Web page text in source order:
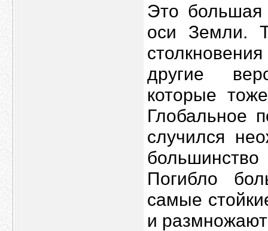
Это большая
оси Земли.
другие
которые
Глобальное
случился
Погибло
самые
и